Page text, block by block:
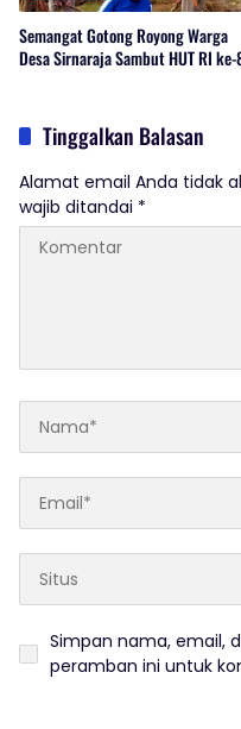
Semangat Gotong Royong Warga
Desa Sirnaraja Sambut HUT RI ke-
Tinggalkan Balasan
Alamat email Anda tidak
wajib ditandai *
Simpan nama, email,
peramban ini untuk